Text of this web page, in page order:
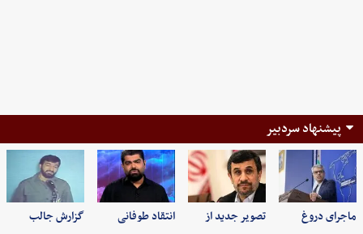
پیشنهاد سردبیر
ماجرای دروغ
تصویر جدید از
انتقاد طوفانی
گزارش جالب